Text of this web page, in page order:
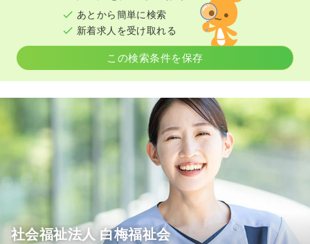
あとから簡単に検索
新着求人を受け取れる
この検索条件を保存
社会福祉法人 白梅福祉会